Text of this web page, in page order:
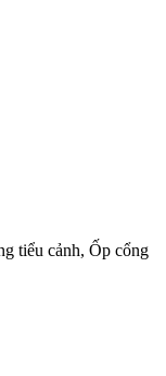
tiểu cảnh, Ốp cổng